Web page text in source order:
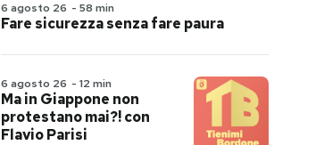
6 agosto 26 - 58 min
Fare sicurezza senza fare paura
6 agosto 26 - 12 min
Ma in Giappone non
protestano mai?! con
Flavio Parisi